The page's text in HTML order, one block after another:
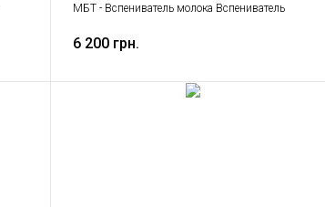
МБТ - Вспениватель молока Вспениватель
6 200 грн.